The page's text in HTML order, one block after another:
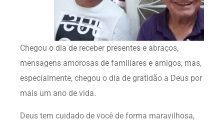
Chegou o dia de receber presentes e abraços,
mensagens amorosas de familiares e amigos, mas,
especialmente, chegou o dia de gratidão a Deus por
mais um ano de vida.
Deus tem cuidado de você de forma maravilhosa,